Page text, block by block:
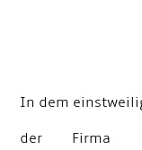
In dem
der Firma